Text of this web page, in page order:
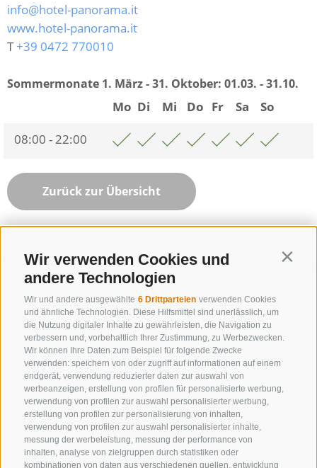
Wir verwenden Cookies und
andere Technologien
Wir und andere ausgewählte 6 Drittparteien verwenden Cookies
und ähnliche Technologien. Diese Hilfsmittel sind unerlässlich, um
die Nutzung digitaler Inhalte zu gewährleisten, die Navigation zu
verbessern und, vorbehaltlich Ihrer Zustimmung, zu Werbezwecken.
Wir können Ihre Daten zum Beispiel für folgende Zwecke
verwenden: speichern von oder zugriff auf informationen auf einem
endgerät, verwendung reduzierter daten zur auswahl von
werbeanzeigen, erstellung von profilen für personalisierte werbung,
verwendung von profilen zur auswahl personalisierter werbung,
erstellung von profilen zur personalisierung von inhalten,
verwendung von profilen zur auswahl personalisierter inhalte,
messung der werbeleistung, messung der performance von
inhalten, analyse von zielgruppen durch statistiken oder
kombinationen von daten aus verschiedenen quellen, entwicklung
info@hotel-panorama.it
www.hotel-panorama.it
T+39 0472 770010
Sommermonate 1. März - 31. Oktober: 01.03. - 31.10.
Mo Di Mi Do Fr Sa
So
08:00 - 22:00
Zurück zur Übersicht
KONTAKTIERE UNS